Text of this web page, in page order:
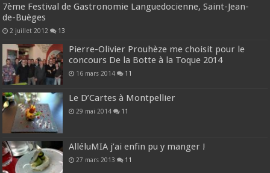
7ème Festival de Gastronomie Languedocienne, Saint-Jean-
de-Buèges
2 juillet 2012 13
Pierre-Olivier Prouhèze me choisit pour le
concours De la Botte à la Toque 2014
16 mars 2014 11
Le D’Cartes à Montpellier
29 mai 2014 11
AlléluMIA j’ai enfin pu y manger !
27 mars 2013 11